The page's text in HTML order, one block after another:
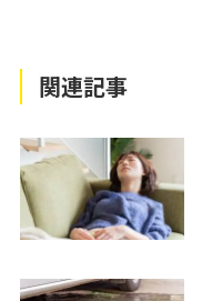
関連記事